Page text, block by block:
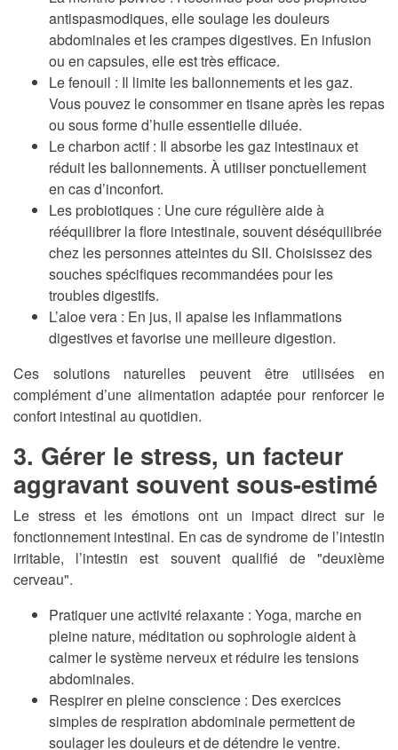
antispasmodiques, elle soulage les douleurs
abdominales et les crampes digestives. En infusion
ou en capsules, elle est très efficace.
Le fenouil : Il limite les ballonnements et les gaz.
Vous pouvez le consommer en tisane après les repas
ou sous forme d’huile essentielle diluée.
Le charbon actif: Il absorbe les gaz intestinaux et
réduit les ballonnements. À utiliser ponctuellement
en cas d’inconfort.
Les probiotiques : Une cure régulière aide à
rééquilibrer la flore intestinale, souvent déséquilibrée
chez les personnes atteintes du SII. Choisissez des
souches spécifiques recommandées pour les
troubles digestifs.
L’aloe vera : En jus, il apaise les inflammations
digestives et favorise une meilleure digestion.
Ces solutions naturelles peuvent être utilisées en
complément d’une alimentation adaptée pour renforcer le
confort intestinal au quotidien.
3. Gérer le stress, un facteur
aggravant souvent sous-estimé
Le stress et les émotions ont un impact direct sur le
fonctionnement intestinal. En cas de syndrome de l’intestin
irritable, l’intestin est souvent qualifié de "deuxième
cerveau".
Pratiquer une activité relaxante : Yoga, marche en
pleine nature, méditation ou sophrologie aident à
calmer le système nerveux et réduire les tensions
abdominales.
Respirer en pleine conscience : Des exercices
simples de respiration abdominale permettent de
soulager les douleurs et de détendre le ventre.